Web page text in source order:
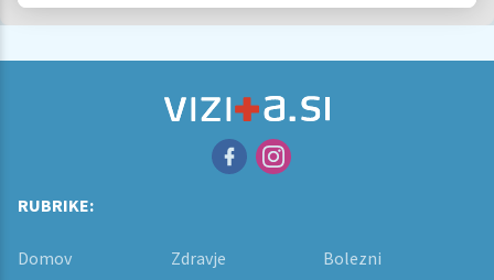
RUBRIKE:
Domov Zdravje
Bolezni